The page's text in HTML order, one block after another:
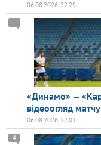
06.08.2026, 22:29
«Динамо» —
відеоогляд матчу
06.08.2026, 22:01
4